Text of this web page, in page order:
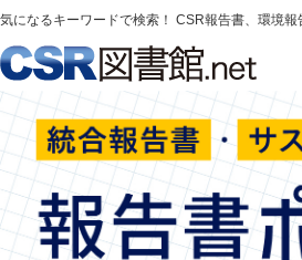
気になるキーワードで検索！ CSR報告書、環境